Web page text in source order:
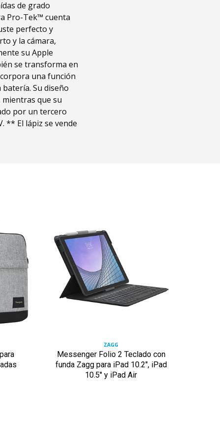
de grado
Pro-Tek™ cuenta
perfecto y
y la cámara,
su Apple
se transforma en
una función
Su diseño
mientras que su
por un tercero
** El lápiz se vende
ZAGG
Messenger Folio 2 Teclado con
funda Zagg para iPad 10.2", iPad
10.5'' y iPad Air